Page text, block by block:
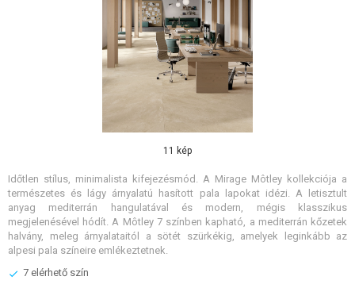
11 kép
Időtlen stílus, minimalista kifejezésmód. A Mirage Môtley kollekciója a
természetes és lágy árnyalatú hasított pala lapokat idézi. A letisztult
anyag mediterrán hangulatával és modern, mégis klasszikus
megjelenésével hódít. A Môtley 7 színben kapható, a mediterrán kőzetek
halvány, meleg árnyalataitól a sötét szürkékig, amelyek leginkább az
alpesi pala színeire emlékeztetnek.
7 elérhető szín